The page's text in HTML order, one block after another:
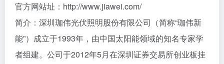
官方网站址：http://www.jiawei.com/
简介：深圳珈伟光伏照明股份有限公司（简称“珈伟新
能”）成立于1993年，由中国太阳能领域的知名专家学
者组建。公司于2012年5月在深圳证券交易所创业板挂